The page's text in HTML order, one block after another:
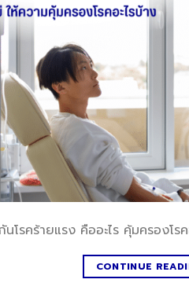
นโรคร้ายแรง คืออะไร คุ้มครองโ
CONTINUE